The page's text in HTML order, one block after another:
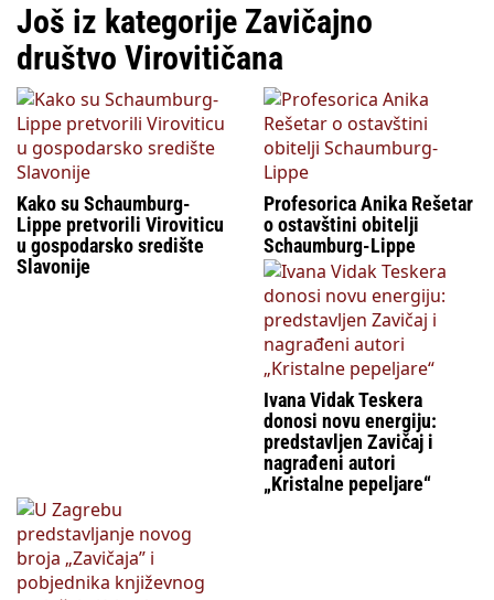
Još iz kategorije Zavičajno
društvo Virovitičana
Kako su Schaumburg-
Lippe pretvorili Viroviticu
u gospodarsko središte
Slavonije
Profesorica Anika Rešetar
o ostavštini obitelji
Schaumburg-Lippe
Ivana Vidak Teskera
donosi novu energiju:
predstavljen Zavičaj i
nagrađeni autori
„Kristalne pepeljare“